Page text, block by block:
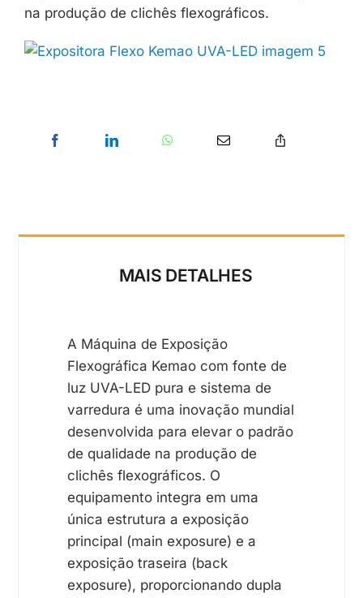
na produção de clichês flexográficos.
MAIS DETALHES
A Máquina de Exposição
Flexográfica Kemao com fonte de
luz UVA-LED pura e sistema de
varredura é uma inovação mundial
desenvolvida para elevar o padrão
de qualidade na produção de
clichês flexográficos. O
equipamento integra em uma
única estrutura a exposição
principal (main exposure) e a
exposição traseira (back
exposure), proporcionando dupla